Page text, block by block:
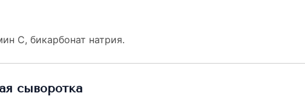
С, бикарбонат натрия.
сыворотка